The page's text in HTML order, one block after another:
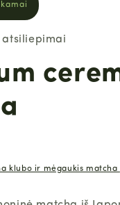
atsiliepimai
klubo ir mėgaukis matcha